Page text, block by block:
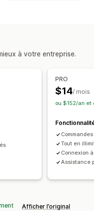
de produit
Inscription personnalisée
Paiements par carte
Commission
à votre entreprise.
PRO
$14/ mois
ou $152/an et
Tout en
Connexion
Assistance
Afficher l’original